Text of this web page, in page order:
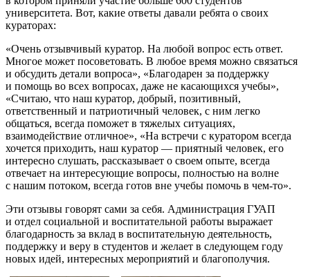
университета. Вот, какие ответы давали ребята о своих
кураторах:
«Очень отзывчивый куратор. На любой вопрос есть ответ.
Многое может посоветовать. В любое время можно связаться
и обсудить детали вопроса», «Благодарен за поддержку
и помощь во всех вопросах, даже не касающихся учебы»,
«Считаю, что наш куратор, добрый, позитивный,
ответственный и патриотичный человек, с ним легко
общаться, всегда поможет в тяжелых ситуациях,
взаимодействие отличное», «На встречи с куратором всегда
хочется приходить, наш куратор — приятный человек, его
интересно слушать, рассказывает о своем опыте, всегда
отвечает на интересующие вопросы, полностью на волне
с нашим потоком, всегда готов вне учебы помочь в чем-то».
Эти отзывы говорят сами за себя. Администрация ГУАП
и отдел социальной и воспитательной работы выражает
благодарность за вклад в воспитательную деятельность,
поддержку и веру в студентов и желает в следующем году
новых идей, интересных мероприятий и благополучия.